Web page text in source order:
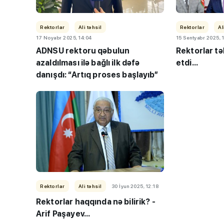
Rektorlar
Ali təhsil
17 Noyabr 2025, 14:04
ADNSU rektoru qəbulun
azaldılması ilə bağlı ilk dəfə
danışdı: “Artıq proses başlayıb”
Rektorlar
15 Sentyabr 2025,
Rektorlar
etdi...
Rektorlar Ali təhsil 30 İyun 2025, 12:18
Rektorlar haqqında nə bilirik? -
Arif Paşayev...
“Həftənin təhsil
lisey seçimi, bağçalar
imtahanları...